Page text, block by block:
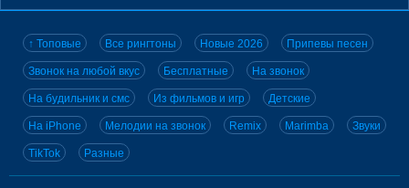
↑ Топовые Все рингтоны Новые 2026 Припевы песен
Звонок на любой вкус Бесплатные На звонок
На будильник и смс Из фильмов и игр Детские
На iPhone Мелодии на звонок Remix Marimba Звуки
TikTok Разные